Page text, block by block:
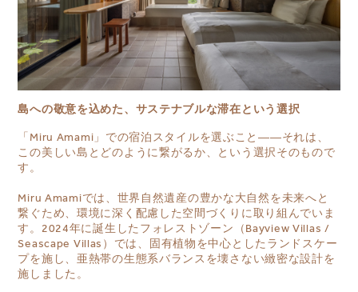
島への敬意を込めた、サステナブルな滞在という選択
「Miru Amami」 での宿泊スタイルを選ぶこと――それは、
この美しい島とどのように繋がるか、という選択そのもので
す。
Miru Amamiでは、世界自然遺産の豊かな大自然を未来へと
繋ぐため、環境に深く配慮した空間づくりに取り組んでいま
す。2024年に誕生したフォレストゾーン（Bayview Villas /
Seascape Villas）では、固有植物を中心としたランドスケー
プを施し、亜熱帯の生態系バランスを壊さない緻密な設計を
施しました。